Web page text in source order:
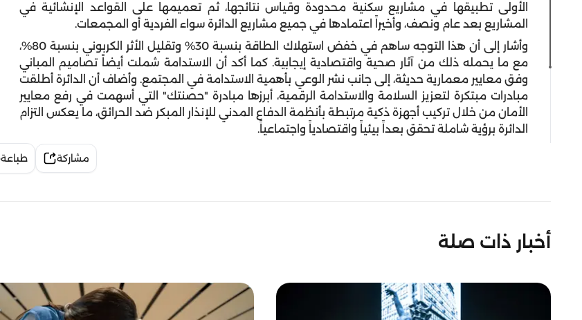
الأولى تطبيقها في مشاريع سكنية محدودة وقياس نتائجها، ثم تعميمها على القواعد الإنشائية في
المشاريع بعد عام ونصف، وأخيراً اعتمادها في جميع مشاريع الدائرة سواء الفردية أو المجمعات.
وأشار إلى أن هذا التوجه ساهم في خفض استهلاك الطاقة بنسبة 30% وتقليل الأثر الكربوني بنسبة 80%،
مع ما يحمله ذلك من آثار صحية واقتصادية إيجابية. كما أكد أن الاستدامة شملت أيضاً تصاميم المباني
وفق معايير معمارية حديثة، إلى جانب نشر الوعي بأهمية الاستدامة في المجتمع. وأضاف أن الدائرة أطلقت
مبادرات مبتكرة لتعزيز السلامة والاستدامة الرقمية، أبرزها مبادرة "حصنتك" التي أسهمت في رفع معايير
الأمان من خلال تركيب أجهزة ذكية مرتبطة بأنظمة الدفاع المدني للإنذار المبكر ضد الحرائق، ما يعكس التزام
الدائرة برؤية شاملة تحقق بعداً بيئياً واقتصادياً واجتماعياً.
مشاركة طباعة
أخبار ذات صلة